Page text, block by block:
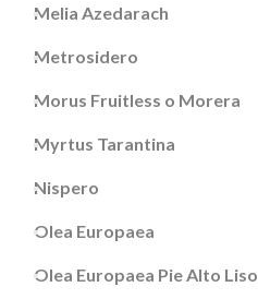
Melia Azedarach
Metrosidero
Morus Fruitless o Morera
Myrtus Tarantina
Nispero
Olea Europaea
Olea Europaea Pie Alto Liso